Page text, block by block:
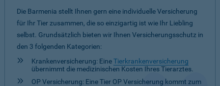
Die Barmenia stellt Ihnen gern eine individuelle Versicherung
für Ihr Tier zusammen, die so einzigartig ist wie Ihr Liebling
selbst. Grundsätzlich bieten wir Ihnen Versicherungsschutz in
den 3 folgenden Kategorien:
Krankenversicherung: EineTierkrankenversicherung
übernimmt die medizinischen Kosten Ihres Tierarztes.
OP Versicherung: Eine Tier OP Versicherung kommt zum